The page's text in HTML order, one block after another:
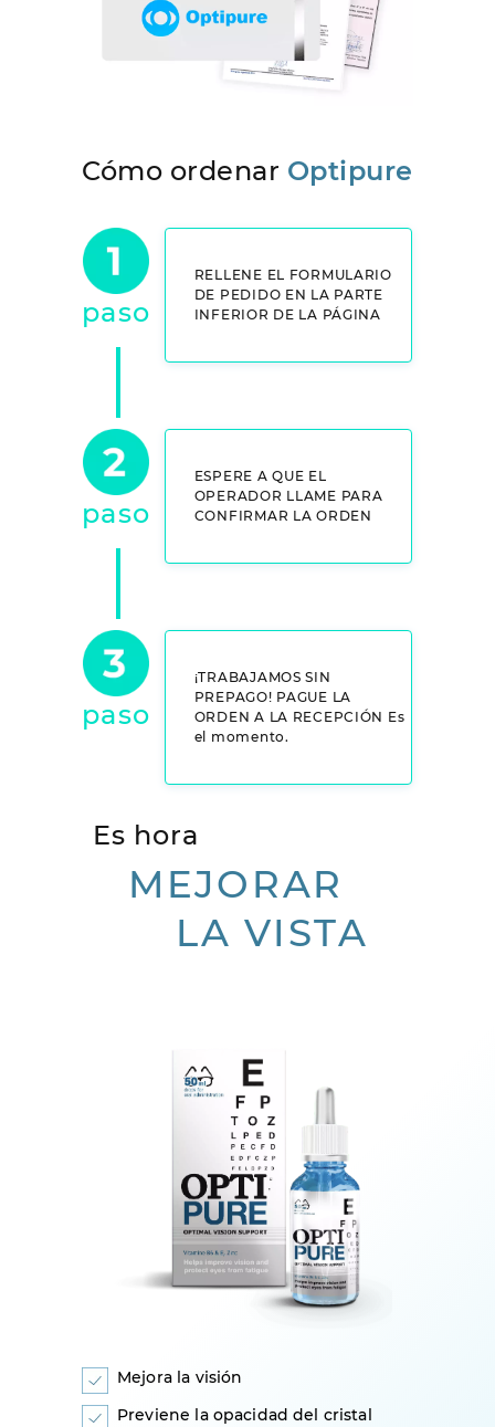
Cómo ordenar Optipure
paso
RELLENE EL FORMULARIO
DE PEDIDO EN LA PARTE
INFERIOR DE LA PÁGINA
paso
ESPERE A QUE EL
OPERADOR LLAME PARA
CONFIRMAR LA ORDEN
paso
¡TRABAJAMOS SIN
PREPAGO! PAGUE LA
ORDEN A LA RECEPCIÓN Es
el momento.
Es hora
MEJORAR
LA VISTA
Mejora la visión
Previene la opacidad del cristal